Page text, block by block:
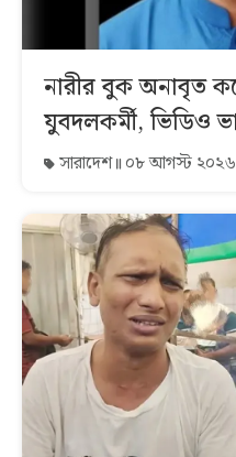
নারীর বুক অনাবৃত
যুবদলকর্মী, ভিডিও
সারাদেশ ০৮ আগস্ট